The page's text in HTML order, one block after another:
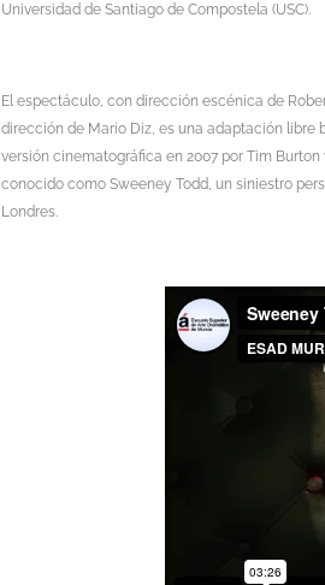
Universidad de Santiago de Compostela (USC).
El espectáculo, con dirección escénica de
dirección de Mario Diz, es una adaptación libre
versión cinematográfica en 2007 por Tim
conocido como Sweeney Todd, un siniestro
Londres.